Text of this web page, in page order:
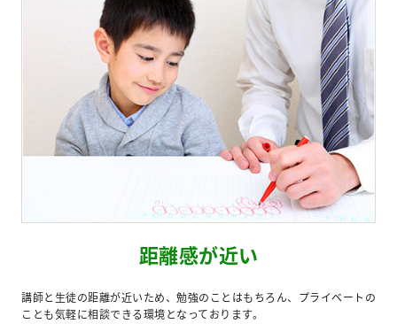
距離感が近い
講師と生徒の距離が近いため、勉強のことはもちろん、プライベートの
ことも気軽に相談できる環境となっております。